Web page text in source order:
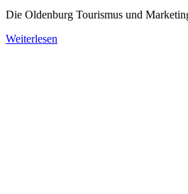
Die Oldenburg Tourismus und
Weiterlesen